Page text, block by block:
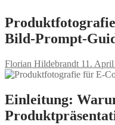
Bild-Prompt-
Florian Hildebrandt 11.
Einleitung: